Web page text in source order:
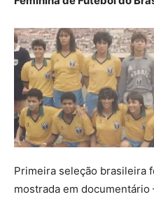
Primeira seleção brasileira
mostrada em documentário